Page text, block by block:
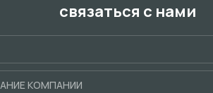
связаться с нами